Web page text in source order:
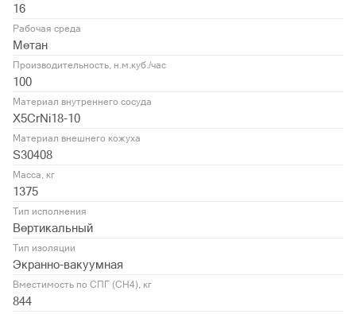
16
Рабочая среда
Метан
Производительность, н.м.куб./час
100
Материал внутреннего сосуда
X5CrNi18-10
Материал внешнего кожуха
S30408
Масса, кг
1375
Тип исполнения
Вертикальный
Тип изоляции
Экранно-вакуумная
Вместимость по СПГ (CH4), кг
844